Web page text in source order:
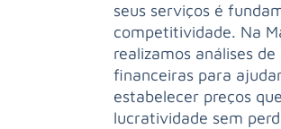
seus serviços é
competitividade. Na
realizamos análises
financeiras para
estabelecer preços
lucratividade sem